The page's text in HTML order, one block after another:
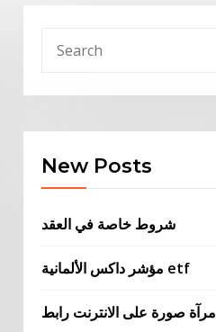
New Posts
شروط خاصة في العقد
مؤشر داكس الألمانية etf
مرآة صورة على الانترنت رابط